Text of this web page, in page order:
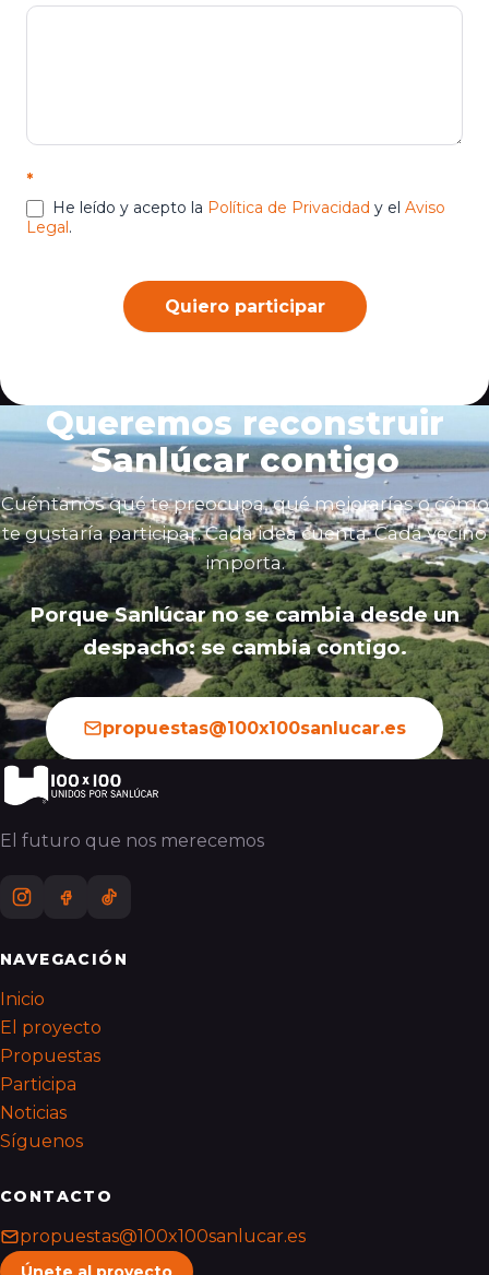
*
He leído y acepto la Política de Privacidad y el Aviso
Legal.
Quiero participar
Queremos reconstruir
Sanlúcar contigo
Cuéntanos qué te preocupa, qué mejorarías o cómo
te gustaría participar. Cada idea cuenta. Cada vecino
importa.
Porque Sanlúcar no se cambia desde un
despacho: se cambia contigo.
propuestas@100x100sanlucar.es
El futuro que nos merecemos
NAVEGACIÓN
Inicio
El proyecto
Propuestas
Participa
Noticias
Síguenos
CONTACTO
propuestas@100x100sanlucar.es